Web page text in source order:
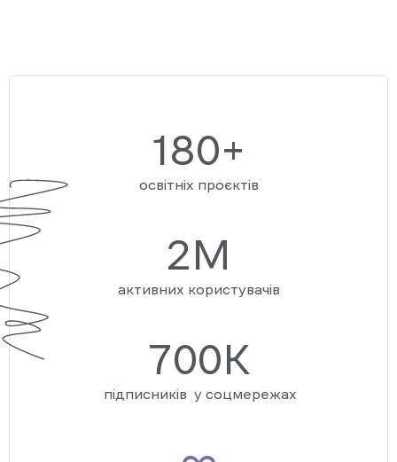
180+
освітніх проєктів
2М
активних користувачів
700К
підписників у соцмережах